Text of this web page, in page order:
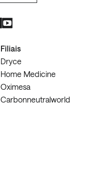
Filiais
Dryce
Home Medicine
Oximesa
Carbonneutralworld